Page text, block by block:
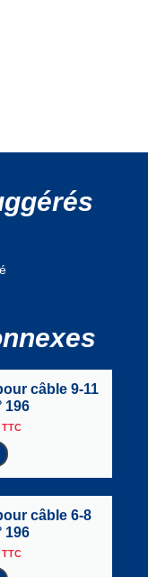
câble 9-11
196
TTC
câble 6-8
196
TTC